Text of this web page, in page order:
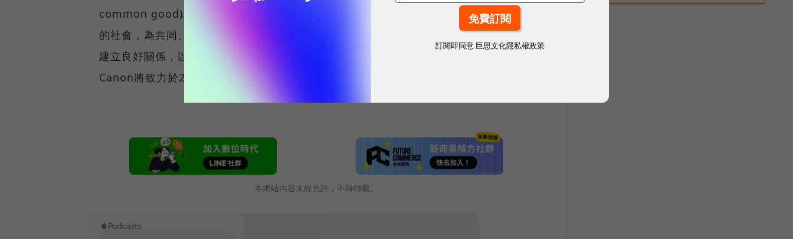
common good)為企業宗旨，「謀求全人類不分種族、宗教及文化，共享幸福美滿生活
的社會，為共同、利益、生活努力。不僅對客戶、地區社會、國家、地球以及大自然皆
建立良好關係，以促進世界繁榮和實現人類幸福為目標。」秉持此信念與企業精神，
Canon將致力於21新世紀中，在台灣成為優良企業。
本網站內容未經允許，不得轉載。
訂閱即同意 巨思文化隱私權政策